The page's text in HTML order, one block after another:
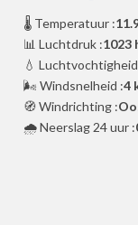
🌡️ Temperatuur :
📊 Luchtdruk :1023
💧
🌬️ Windsnelheid :4
🧭 Windrichting :
🌧️ Neerslag 24 uur :